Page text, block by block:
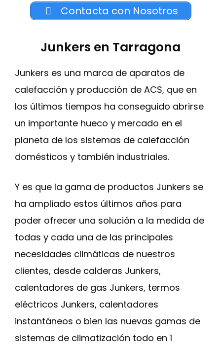
Contacta con Nosotros
Junkers en Tarragona
Junkers es una marca de aparatos de
calefacción y producción de ACS, que en
los últimos tiempos ha conseguido abrirse
un importante hueco y mercado en el
planeta de los sistemas de calefacción
domésticos y también industriales.
Y es que la gama de productos Junkers se
ha ampliado estos últimos años para
poder ofrecer una solución a la medida de
todas y cada una de las principales
necesidades climáticas de nuestros
clientes, desde calderas Junkers,
calentadores de gas Junkers, termos
eléctricos Junkers, calentadores
instantáneos o bien las nuevas gamas de
sistemas de climatización todo en 1